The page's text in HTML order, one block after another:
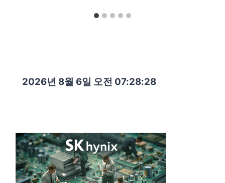
2026년 8월 6일 오전 07:28:29